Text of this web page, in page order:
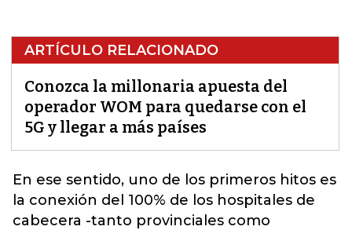
ARTÍCULO RELACIONADO
Conozca la millonaria apuesta del
operador WOM para quedarse con el
5G y llegar a más países
En ese sentido, uno de los primeros hitos es
la conexión del 100% de los hospitales de
cabecera -tanto provinciales como